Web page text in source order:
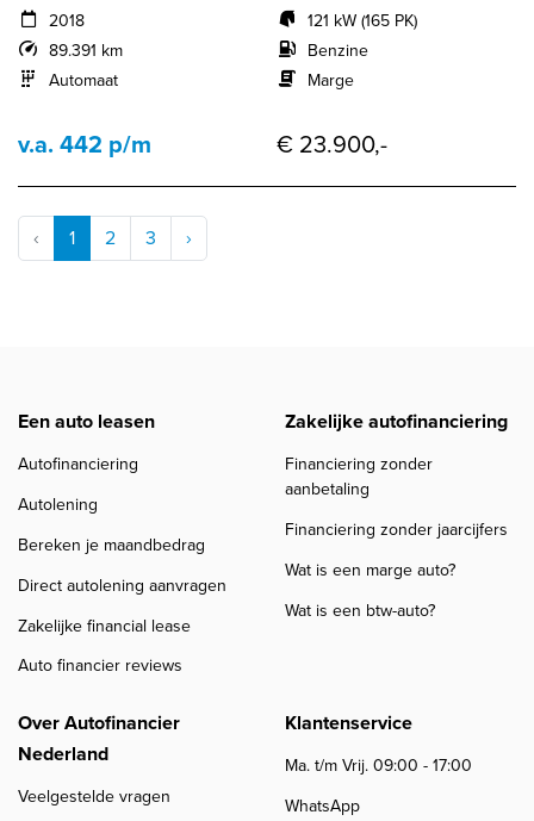
2018
89.391 km
Automaat
121 kW (165 PK)
Benzine
Marge
v.a. 442 p/m € 23.900,-
‹ 1 2 3 ›
Een auto leasen
Autofinanciering
Autolening
Bereken je maandbedrag
Direct autolening aanvragen
Zakelijke financial lease
Auto financier reviews
Zakelijke autofinanciering
Financiering zonder
aanbetaling
Financiering zonder jaarcijfers
Wat is een marge auto?
Wat is een btw-auto?
Over Autofinancier
Nederland
Veelgestelde vragen
Klantenservice
Ma. t/m Vrij. 09:00 - 17:00
WhatsApp